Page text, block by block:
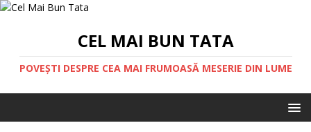
CEL MAI BUN TATA
POVEȘTI DESPRE CEA MAI FRUMOASĂ MESERIE DIN LUME